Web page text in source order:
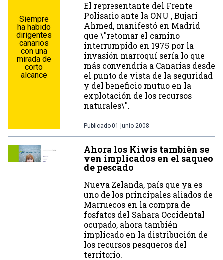
Siempre
ha habido
dirigentes
canarios
con una
mirada de
corto
alcance
El representante del Frente
Polisario ante la ONU , Bujari
Ahmed, manifestó en Madrid
que \"retomar el camino
interrumpido en 1975 por la
invasión marroquí sería lo que
más convendría a Canarias desde
el punto de vista de la seguridad
y del beneficio mutuo en la
explotación de los recursos
naturales\".
Publicado 01 junio 2008
Ahora los Kiwis también se
ven implicados en el saqueo
de pescado
Nueva Zelanda, país que ya es
uno de los principales aliados de
Marruecos en la compra de
fosfatos del Sahara Occidental
ocupado, ahora también
implicado en la distribución de
los recursos pesqueros del
territorio.